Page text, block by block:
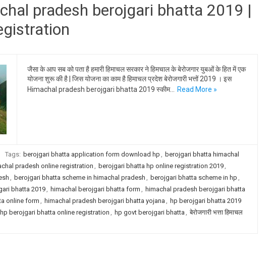
pradesh berojgari bhatta 2019 |
जैसा के आप सब को पता है हमारी हिमाचल सरकार ने हिमचाल के बेरोजगार युबओं के हित में एक
योजना शुरू की है | जिस योजना का काम है हिमाचल प्रदेश बेरोजगारी भत्तों 2019 । इस
Himachal pradesh berojgari bhatta 2019 स्कीम…
Read More »
Tags: berojgari bhatta application form download hp , berojgari bhatta himachal
pradesh online registration , berojgari bhatta hp online registration 2019,
, berojgari bhatta scheme in himachal pradesh , berojgari bhatta scheme in hp ,
bhatta 2019, himachal berojgari bhatta form , himachal pradesh berojgari bhatta
online form , himachal pradesh berojgari bhatta yojana , hp berojgari bhatta 2019
hp berojgari bhatta online registration , hp govt berojgari bhatta , बेरोजगारी भत्ता हिमाचल